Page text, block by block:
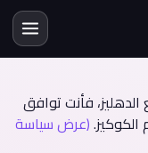
فأنت توافق
(عرض سياسة